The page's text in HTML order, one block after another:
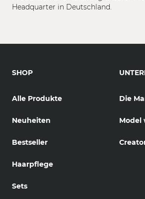
Headquarter in Deutschland.
SHOP
Alle Produkte
Neuheiten
Bestseller
Haarpflege
Sets
Die
Model